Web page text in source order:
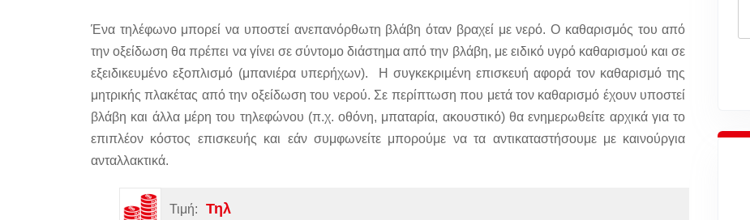
Ένα τηλέφωνο μπορεί να υποστεί ανεπανόρθωτη βλάβη όταν βραχεί με νερό. Ο καθαρισμός του από
την οξείδωση θα πρέπει να γίνει σε σύντομο διάστημα από την βλάβη, με ειδικό υγρό καθαρισμού και σε
εξειδικευμένο εξοπλισμό (μπανιέρα υπερήχων). Η συγκεκριμένη επισκευή αφορά τον καθαρισμό της
μητρικής πλακέτας από την οξείδωση του νερού. Σε περίπτωση που μετά τον καθαρισμό έχουν υποστεί
βλάβη και άλλα μέρη του τηλεφώνου (π.χ. οθόνη, μπαταρία, ακουστικό) θα ενημερωθείτε αρχικά για το
επιπλέον κόστος επισκευής και εάν συμφωνείτε μπορούμε να τα αντικαταστήσουμε με καινούργια
ανταλλακτικά.
Τιμή: Τηλ